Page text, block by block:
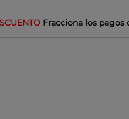
Fracciona los pagos